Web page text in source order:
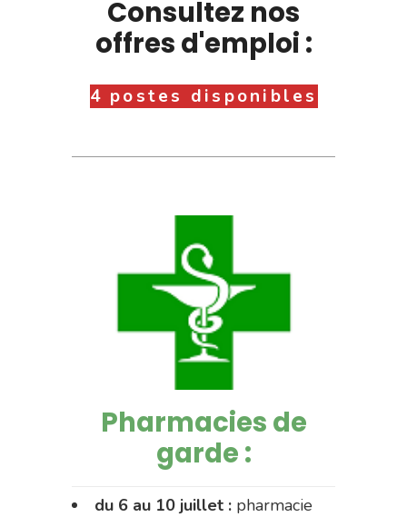
Consultez nos
offres d'emploi :
4 postes disponibles
Pharmacies de
garde :
du 6 au 10 juillet : pharmacie